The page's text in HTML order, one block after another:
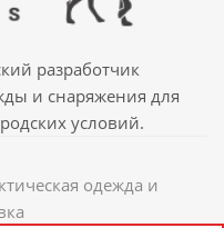
разработчик
и снаряжения для
условий.
одежда и